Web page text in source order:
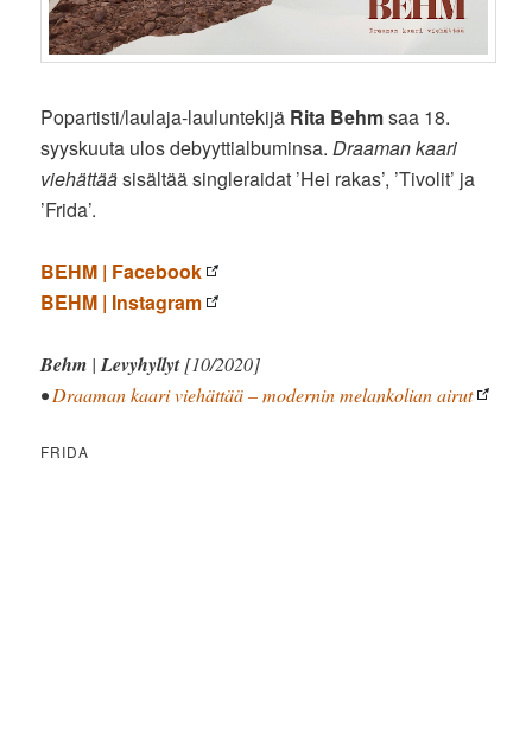
Popartisti/laulaja-lauluntekijä Rita Behmsaa 18.
syyskuuta ulos debyyttialbuminsa.Draaman kaari
viehättääsisältää singleraidat ’Hei rakas’, ’Tivolit’ ja
’Frida’.
BEHM | Facebook
BEHM | Instagram
Behm |Levyhyllyt[10/2020]
•Draaman kaari viehättää – modernin melankolian airut
FRIDA